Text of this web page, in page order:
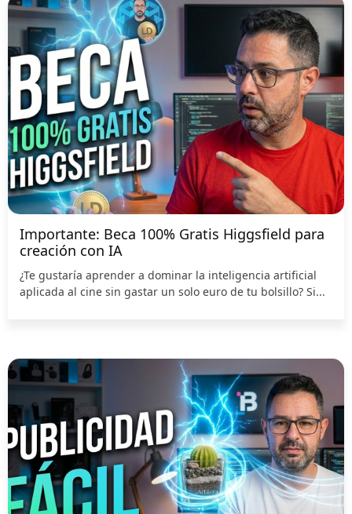
Importante: Beca 100% Gratis Higgsfield para
creación con IA
¿Te gustaría aprender a dominar la inteligencia artificial
aplicada al cine sin gastar un solo euro de tu bolsillo? Si...